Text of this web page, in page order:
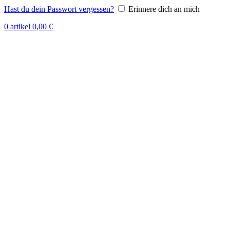
Hast du dein Passwort vergessen?
Erinnere dich an mich
0 artikel 0,00 €